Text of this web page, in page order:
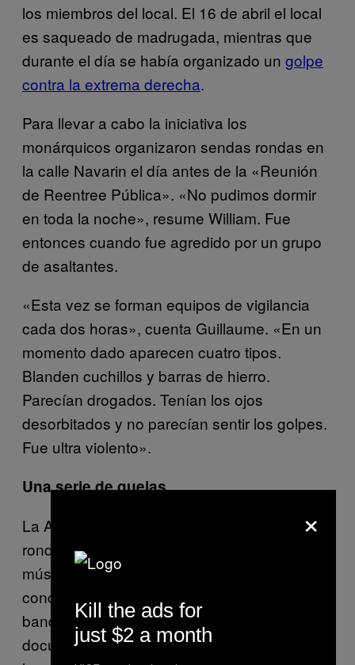
los miembros del local. El 16 de abril el local
es saqueado de madrugada, mientras que
durante el día se había organizado un golpe
contra la extrema derecha.
Para llevar a cabo la iniciativa los
monárquicos organizaron sendas rondas en
la calle Navarin el día antes de la «Reunión
de Reentree Pública». «No pudimos dormir
en toda la noche», resume William. Fue
entonces cuando fue agredido por un grupo
de asaltantes.
«Esta vez se forman equipos de vigilancia
cada dos horas», cuenta Guillaume. «En un
momento dado aparecen cuatro tipos.
Blanden cuchillos y barras de hierro.
Parecían drogados. Tenían los ojos
desorbitados y no parecían sentir los golpes.
Fue ultra violento».
Una serie de quejas
La AF no solo patrulla la calle durante sus
rondas nocturnas. El grupo también exhibe
músculo con acciones rápidas durante las
concentraciones envueltas en consignas,
banderas y humo. Las fotos y los vídeos
documenta estos episodios para difundirlos
×
Kill the ads for
just $2 a month